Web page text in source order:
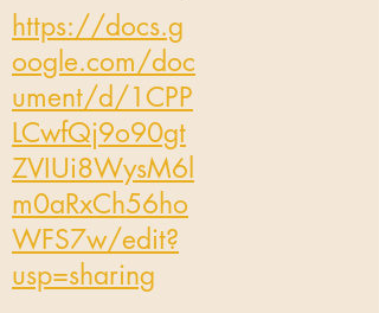
https://docs.g
oogle.com/doc
ument/d/1CPP
LCwfQj9o90gt
ZVIUi8WysM6l
m0aRxCh56ho
WFS7w/edit?
usp=sharing